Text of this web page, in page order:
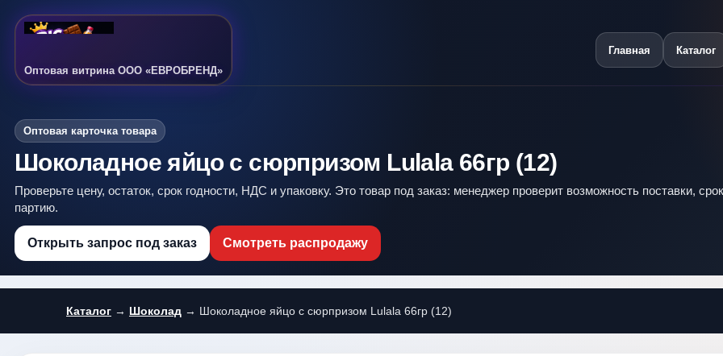
Оптовая витрина ООО «ЕВРОБРЕНД»
Главная Каталог
Оптовая карточка товара
Шоколадное яйцо с сюрпризом Lulala 66гр (12)
Проверьте цену, остаток, срок годности, НДС и упаковку. Это товар под заказ: менеджер проверит возможность поставки,
партию.
Открыть запрос под заказ Смотреть распродажу
Каталог → Шоколад → Шоколадное яйцо с сюрпризом Lulala 66гр (12)